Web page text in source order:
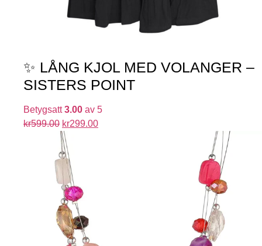
✨ LÅNG KJOL MED VOLANGER –
SISTERS POINT
Betygsatt3.00 av 5
kr599.00 kr299.00